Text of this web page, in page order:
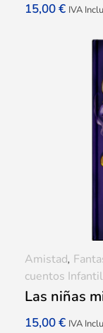
15,00€ IVA
Las niñas
15,00€ IVA
Amistad,
cuentos